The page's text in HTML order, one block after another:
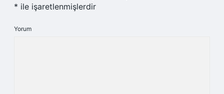
* ile işaretlenmişlerdir
Yorum